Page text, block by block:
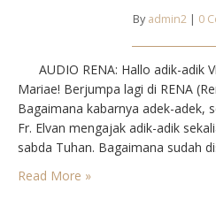
By admin2 | 0
AUDIO RENA: Hallo adik-adik
Mariae! Berjumpa lagi di RENA
Bagaimana kabarnya adek-adek,
Fr. Elvan mengajak adik-adik
sabda Tuhan. Bagaimana sudah
dengar bersama-sama ya..
Read More »